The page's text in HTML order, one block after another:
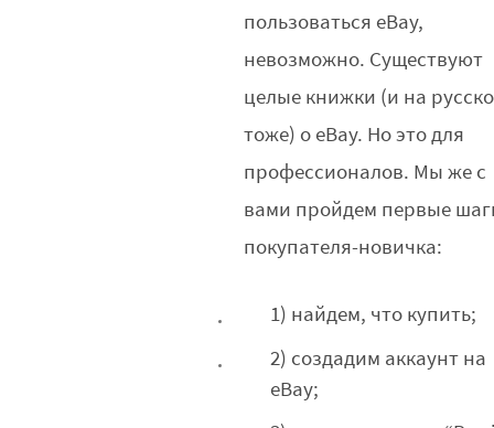
пользоваться eBay,
невозможно. Существуют
целые книжки (и на
тоже) о eBay. Но это для
профессионалов. Мы же с
вами пройдем первые
покупателя-новичка:
1) найдем, что купить;
2) создадим аккаунт на
eBay;